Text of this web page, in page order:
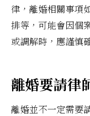
律，離婚相關事項
排等，可能會因個
或調解時，應謹慎
離婚要請律
離婚並不一定需要